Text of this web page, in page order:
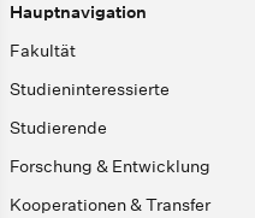
Hauptnavigation
Fakultät
Studieninteressierte
Studierende
Forschung & Entwicklung
Kooperationen & Transfer